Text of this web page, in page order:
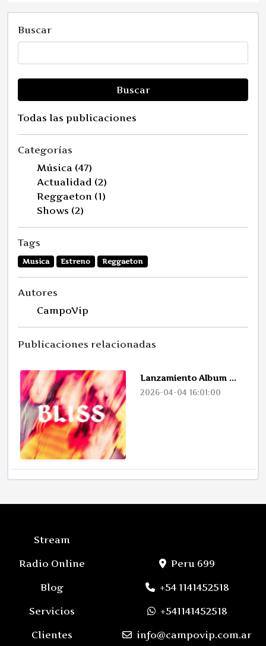
Buscar
Buscar
Todas las publicaciones
Categorías
Música (47)
Actualidad (2)
Reggaeton (1)
Shows (2)
Tags
Musica Estreno Reggaeton
Autores
CampoVip
Publicaciones relacionadas
Lanzamiento Album ...
2026-04-04 16:01:00
Stream
Radio Online
Blog
Servicios
Clientes
Peru 699
+54 1141452518
+541141452518
info@campovip.com.ar